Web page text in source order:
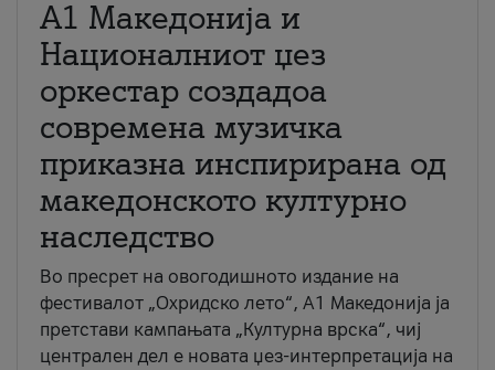
А1 Македонија и
Националниот џез
оркестар создадоа
современа музичка
приказна инспирирана од
македонското културно
наследство
Во пресрет на овогодишното издание на
фестивалот „Охридско лето“, А1 Македонија ја
претстави кампањата „Културна врска“, чиј
централен дел е новата џез-интерпретација на